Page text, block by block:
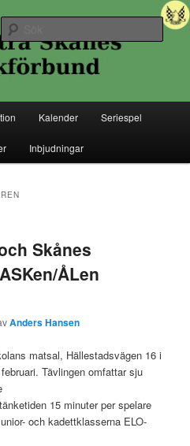
Schackförbund
Schackförbund
Sök
Kalender Seriespel
Inbjudningar
Skånes
ÅLen
Anders Hansen
matsal, Hällestadsvägen 16 i
Tävlingen omfattar sju
15 minuter per spelare
och kadettklasserna ELO-